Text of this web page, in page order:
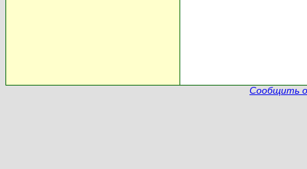
Сообщить о